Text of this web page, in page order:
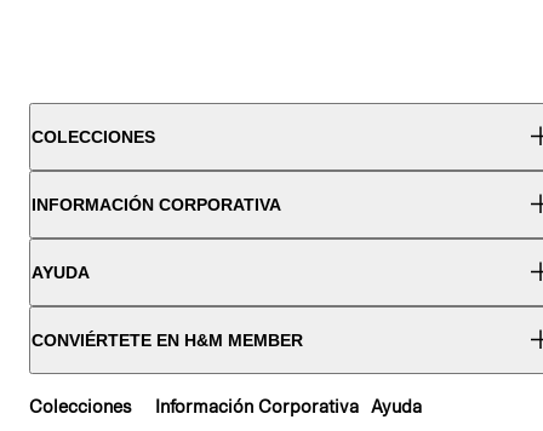
COLECCIONES
INFORMACIÓN CORPORATIVA
AYUDA
CONVIÉRTETE EN H&M MEMBER
Colecciones Información Corporativa Ayuda